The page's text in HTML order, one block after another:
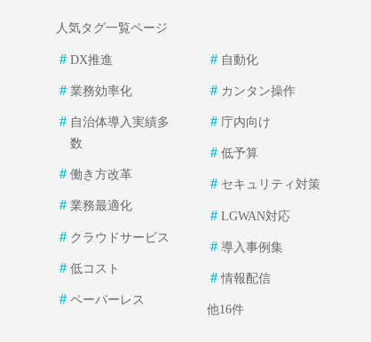
人気タグ一覧ページ
＃ DX推進
＃ 業務効率化
＃ 自治体導入実績多
数
＃ 働き方改革
＃ 業務最適化
＃ クラウドサービス
＃ 低コスト
＃ ペーパーレス
＃ 自動化
＃ カンタン操作
＃ 庁内向け
＃低予算
＃ セキュリティ対策
＃LGWAN対応
＃導入事例集
＃情報配信
他16件